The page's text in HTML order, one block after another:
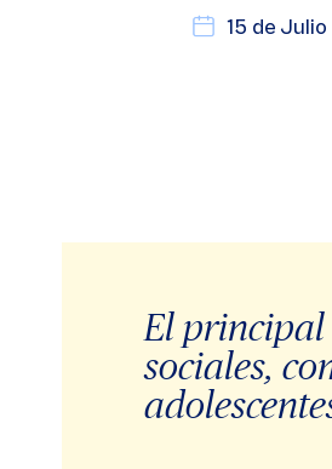
15 de
El principal
sociales,